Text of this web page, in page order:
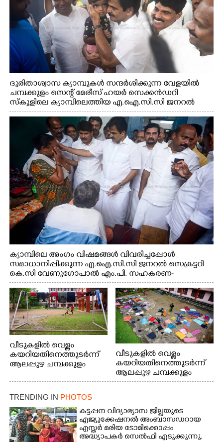
ദുരിതാശ്വാസ ക്യാമ്പുകൾ സന്ദർശിക്കുന്ന വേളയിൽ
ചമ്പക്കുളം സെന്റ് മേരീസ് ഹയർ സെക്കൻഡറി
സ്കൂളിലെ ക്യാമ്പിലെത്തിയ എ.ഐ.സി.സി ജനറൽ
സെക്രട്ടറി കെ.സി വേണുഗോപാൽ എം.പി കുരുന്നിനെ
എടുത്ത് ലാളിച്ചപ്പോൾ. സഹകരണ-എക്സൈസ്
വകുപ്പ് മന്ത്രി എം. ലിജു, കൃഷിവകുപ്പ് മന്ത്രി ടി. സിദ്ദിഖ്,
റെജി ചെറിയാൻ എം. എൽ. എ എന്നിവർ സമീപം
ക്യാമ്പിലെ അംഗം വിഷമങ്ങൾ വിവരിച്ചപ്പോൾ
സമാധാനിപ്പിക്കുന്ന എ.ഐ.സി.സി ജനറൽ സെക്രട്ടറി
കെ.സി വേണുഗോപാൽ എം.പി. സഹകരണ-
എക്സൈസ് വകുപ്പ് മന്ത്രി എം. ലിജു, എന്നിവർ
വീടുകളിൽ വെള്ളം
കയറിയതിനെത്തുടർന്ന്
ആലപ്പുഴ ചമ്പക്കുളം
പോരൂക്കര സെൻട്രൽ
സ്കൂളിലെ ദുരിതാശ്വാസ
ക്യാമ്പിലെത്തിയവർ
വസ്ത്രങ്ങൾ
ഉണക്കാനിട്ടിരിക്കുന്ന
ഗോൾപോസ്റ്റിന് മുന്നിൽ
ഫുട്ബോൾ കളികളിൽ
വീടുകളിൽ വെള്ളം
കയറിയതിനെത്തുടർന്ന്
ആലപ്പുഴ ചമ്പക്കുളം
ഫാദർ തോമസ്
ക്യാമ്പിലെത്തിയവർ മഴ
മാറിനിന്ന ഇടവേളയിൽ
ക്യാമ്പ് പരിസരത്ത്
വസ്ത്രങ്ങൾ
TRENDING IN PHOTOS
കട്ടപ്പന വിദ്യാഭ്യാസ ജില്ലയുടെ
എജ്യുക്കേഷനൽ അംബാസഡറായ
എസ്തർ മരിയ ടോമിക്കൊപ്പം
അദ്ധ്യാപകർ സെൽഫി എടുക്കുന്നു.